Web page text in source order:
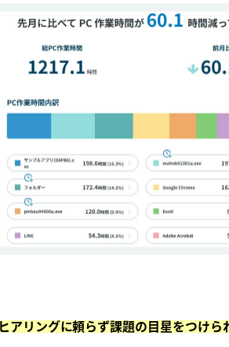
ヒアリングに頼らず課題の目星をつけら